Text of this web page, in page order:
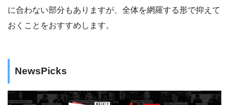
に合わない部分もありますが、全体を網羅する形で抑えて
おくことをおすすめします。
NewsPicks